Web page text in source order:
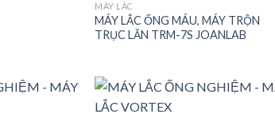
wishlist
MÁY LẮC
MÁY LẮC ỐNG MÁU, MÁY TRỘN
TRỤC LĂN TRM-7S JOANLAB